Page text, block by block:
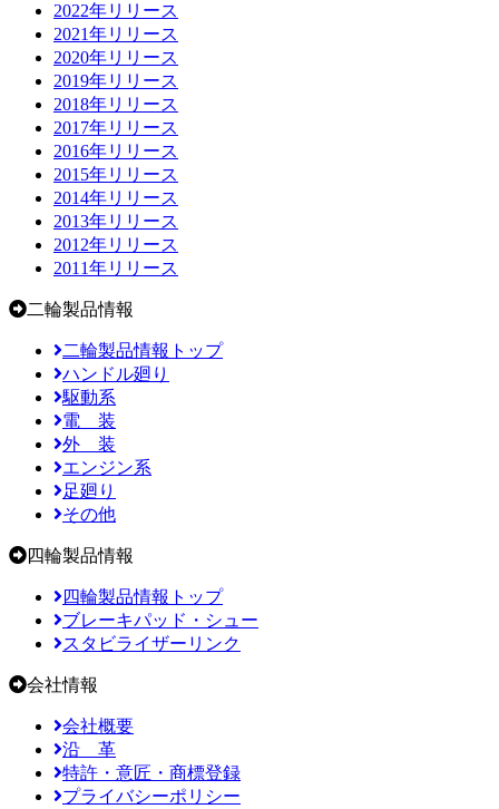
2022年リリース
2021年リリース
2020年リリース
2019年リリース
2018年リリース
2017年リリース
2016年リリース
2015年リリース
2014年リリース
2013年リリース
2012年リリース
2011年リリース
二輪製品情報
二輪製品情報トップ
ハンドル廻り
駆動系
電 装
外 装
エンジン系
足廻り
その他
四輪製品情報
四輪製品情報トップ
ブレーキパッド・シュー
スタビライザーリンク
会社情報
会社概要
沿 革
特許・意匠・商標登録
プライバシーポリシー